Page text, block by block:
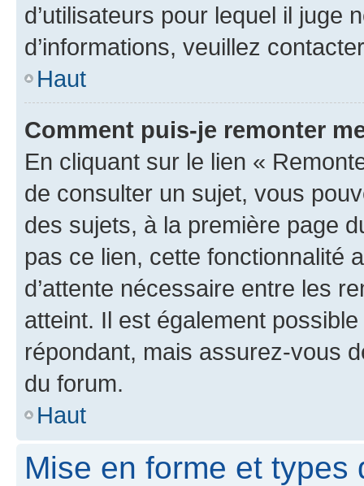
d’utilisateurs pour lequel il juge
d’informations, veuillez
Haut
Comment puis-je remonter
En cliquant sur le lien «
de consulter un sujet, vous
des sujets, à la première page
pas ce lien, cette fonctionnalité
d’attente nécessaire entre les
atteint. Il est également
répondant, mais assurez-vous
du forum.
Haut
Mise en forme et types